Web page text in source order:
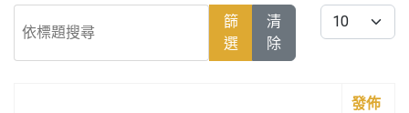
篩
選
清
除
每頁顯示條數
發佈